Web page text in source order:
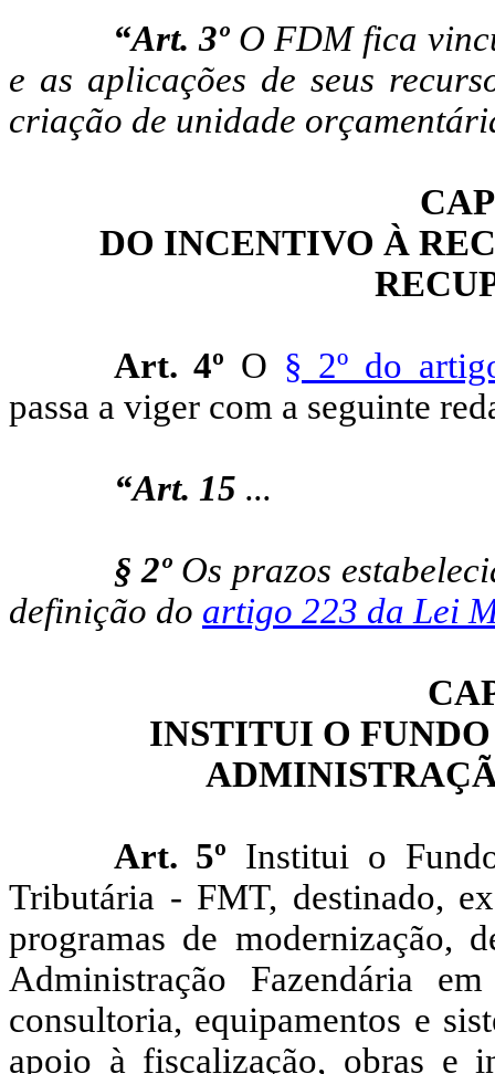
“Art. 3ºO FDM fica
e as aplicações de seus
criação de unidade
DO INCENTIVO À
Art. 4º O § 2º do
passa a viger com a seguinte
“Art. 15 ...
§ 2ºOs prazos
definição do artigo 223 da Lei
INSTITUI O
Art. 5º Institui o
Tributária - FMT, destinado,
programas de modernização,
Administração Fazendária
consultoria, equipamentos e
apoio à fiscalização, obras e